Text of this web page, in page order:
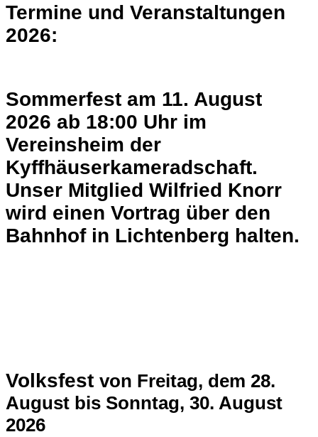
Termine und Veranstaltungen
2026:
Sommerfest am 11. August
2026 ab 18:00 Uhr im
Vereinsheim der
Kyffhäuserkameradschaft.
Unser Mitglied Wilfried Knorr
wird einen Vortrag über den
Bahnhof in Lichtenberg halten.
Volksfest von Freitag, dem 28.
August bis Sonntag, 30. August
2026